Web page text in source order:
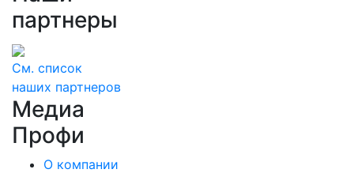
партнеры
См. список
наших партнеров
Медиа
Профи
О компании